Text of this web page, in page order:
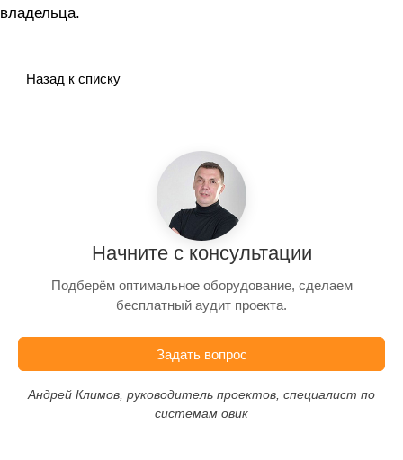
владельца.
Назад к списку
Начните с консультации
Подберём оптимальное оборудование, сделаем
бесплатный аудит проекта.
Задать вопрос
Андрей Климов, руководитель проектов, специалист по
системам овик